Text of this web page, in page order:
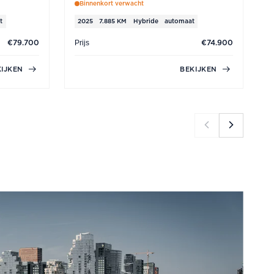
€79.700
Binnenkort verwacht
2025 7.885 KM Hybride automaat
Prijs €74.900
BEKIJKEN